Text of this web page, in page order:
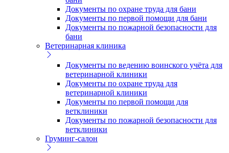
Документы по охране труда для бани
Документы по первой помощи для бани
Документы по пожарной безопасности для
бани
Ветеринарная клиника
Документы по ведению воинского учёта для
ветеринарной клиники
Документы по охране труда для
ветеринарной клиники
Документы по первой помощи для
ветклиники
Документы по пожарной безопасности для
ветклиники
Груминг-салон